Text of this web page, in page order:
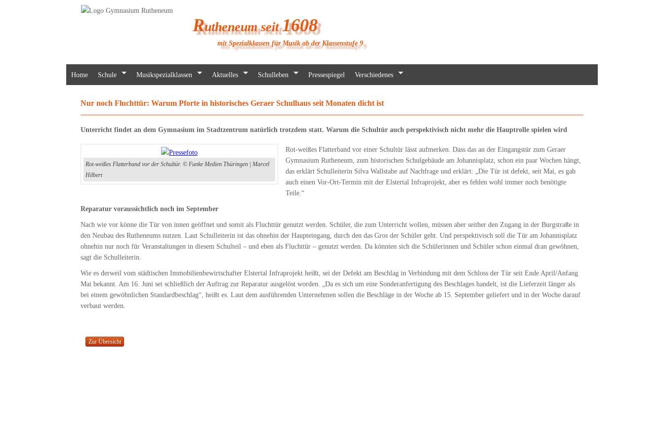
Rutheneum seit1608
mit Spezialklassen für Musik ab der Klassenstufe 9
Home Schule Musikspezialklassen Aktuelles Schulleben Pressespiegel Verschiedenes
Nur noch Fluchttür: Warum Pforte in historisches Geraer Schulhaus seit Monaten dicht ist
Unterricht findet an dem Gymnasium im Stadtzentrum natürlich trotzdem statt. Warum die Schultür auch perspektivisch nicht mehr die Hauptrolle spielen wird
Rot-weißes Flatterband vor der Schultür. © Funke Medien Thüringen | Marcel
Hilbert
Rot-weißes Flatterband vor einer Schultür lässt aufmerken. Dass das an der Eingangstür zum Geraer
Gymnasium Rutheneum, zum historischen Schulgebäude am Johannisplatz, schon ein paar Wochen hängt,
das erklärt Schulleiterin Silva Wallstabe auf Nachfrage und erklärt: „Die Tür ist defekt, seit Mai, es gab
auch einen Vor-Ort-Termin mit der Elstertal Infraprojekt, aber es fehlen wohl immer noch benötigte
Teile.“
Reparatur voraussichtlich noch im September
Nach wie vor könne die Tür von innen geöffnet und somit als Fluchttür genutzt werden. Schüler, die zum Unterricht wollen, müssen aber seither den Zugang in der Burgstraße in
den Neubau des Rutheneums nutzen. Laut Schulleiterin ist das ohnehin der Haupteingang, durch den das Gros der Schüler geht. Und perspektivisch soll die Tür am Johannisplatz
ohnehin nur noch für Veranstaltungen in diesem Schulteil – und eben als Fluchttür – genutzt werden. Da könnten sich die Schülerinnen und Schüler schon einmal dran gewöhnen,
sagt die Schulleiterin.
Wie es derweil vom städtischen Immobilienbewirtschafter Elstertal Infraprojekt heißt, sei der Defekt am Beschlag in Verbindung mit dem Schloss der Tür seit Ende April/Anfang
Mai bekannt. Am 16. Juni sei schließlich der Auftrag zur Reparatur ausgelöst worden. „Da es sich um eine Sonderanfertigung des Beschlages handelt, ist die Lieferzeit länger als
bei einem gewöhnlichen Standardbeschlag“, heißt es. Laut dem ausführenden Unternehmen sollen die Beschläge in der Woche ab 15. September geliefert und in der Woche darauf
verbaut werden.